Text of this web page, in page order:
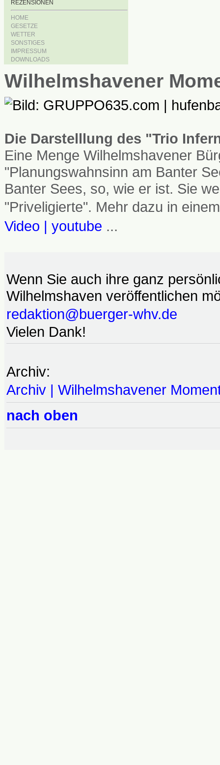
REZENSIONEN
HOME
GESETZE
WETTER
SONSTIGES
IMPRESSUM
DOWNLOADS
Wilhelmshavener
Die Darstelllung des "Trio
Eine Menge Wilhelmshavener
"Planungswahnsinn am Banter
Banter Sees, so, wie er ist. Sie
"Priveligierte". Mehr dazu in
Video | youtube ...
Wenn Sie auch ihre ganz
Wilhelmshaven veröffentlichen
redaktion@buerger-whv.de
Vielen Dank!
Archiv:
Archiv | Wilhelmshavener
nach oben